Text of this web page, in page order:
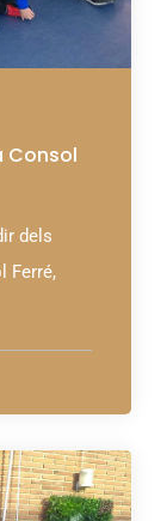
Consol
dels
Ferré,